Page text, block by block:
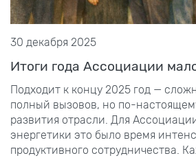
30 декабря 2025
Итоги года Ассоциации
Подходит к концу 2025 год —
полный вызовов, но по-
развития отрасли. Для
энергетики это было время
продуктивного сотрудничества.